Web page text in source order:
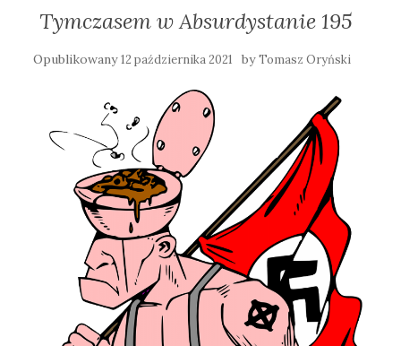
Tymczasem w Absurdystanie 195
Opublikowany12 października 2021 byTomasz Oryński